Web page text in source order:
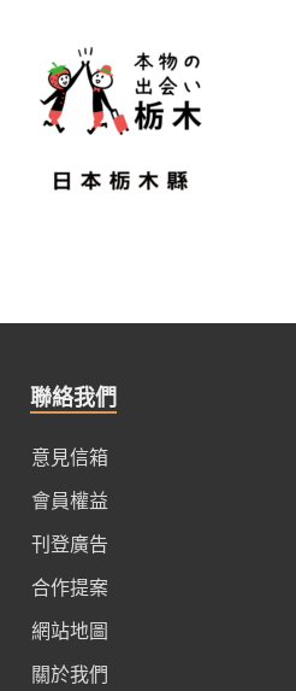
聯絡我們
意見信箱
會員權益
刊登廣告
合作提案
網站地圖
關於我們